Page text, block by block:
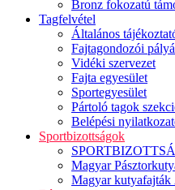
Bronz fokozatú
Tagfelvétel
Általános
Fajtagondozói
Vidéki szervezet
Fajta egyesület
Sportegyesület
Pártoló tagok
Belépési
Sportbizottságok
Magyar
Magyar kutyafajták